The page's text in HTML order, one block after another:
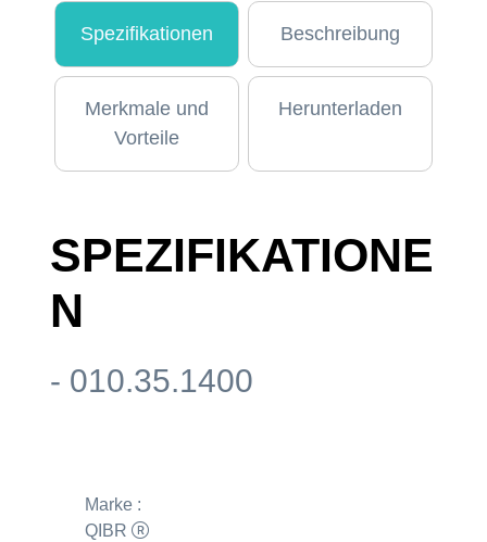
Spezifikationen Beschreibung
Merkmale und
Vorteile
Herunterladen
SPEZIFIKATIONE
N
- 010.35.1400
Marke :
QIBR